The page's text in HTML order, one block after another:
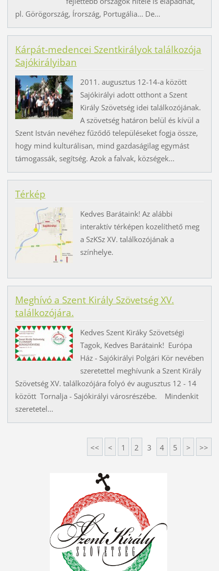
pl. Görögország, Írország, Portugália... De...
Kárpát-medencei Szentkirályok találkozója
Sajókirályiban
2011. augusztus 12-14-a között
Sajókirályi adott otthont a Szent
Király Szövetség idei találkozójának.
A szövetség határon belül és kívül a
Szent István nevéhez fűződő településeket fogja össze,
hogy mind kulturálisan, mind gazdaságilag egymást
támogassák, segítség. Azok a falvak, községek...
Térkép
Kedves Barátaink! Az alábbi
interaktív térképen kozelíthető meg
a SzKSz XV. találkozójának a
színhelye.
Meghívó a Szent Király Szövetség XV.
találkozójára.
Kedves Szent Kiráky Szövetségi
Tagok, Kedves Barátaink! Európa
Ház - Sajókirályi Polgári Kör nevében
szeretettel meghívunk a Szent Király
Szövetség XV. találkozójára folyó év augusztus 12 - 14
között Tornalja - Sajókirályi városrészébe. Mindenkit
szeretetel...
<< < 1 2 3 4 5 > >>